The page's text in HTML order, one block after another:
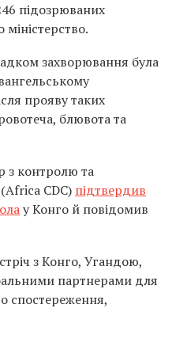
підозрюваних
захворювання була
прояву таких
блювота та
з контролю та
CDC) підтвердив
у Конго й повідомив
з Конго, Угандою,
партнерами для
спостереження,